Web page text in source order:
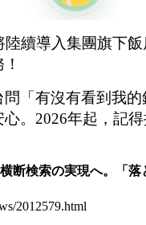
續導入集團旗下
「有沒有看到我
。2026年起，記
断検索の実現へ。「落
2012579.html